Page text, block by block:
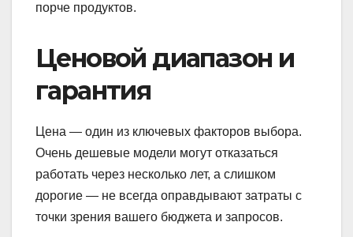
порче продуктов.
Ценовой диапазон и
гарантия
Цена — один из ключевых факторов выбора.
Очень дешевые модели могут отказаться
работать через несколько лет, а слишком
дорогие — не всегда оправдывают затраты с
точки зрения вашего бюджета и запросов.